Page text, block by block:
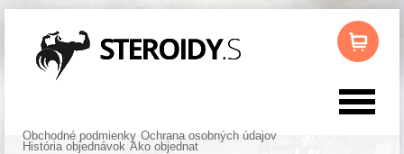
Obchodné podmienky Ochrana osobných údajov
História objednávok Ako objednat